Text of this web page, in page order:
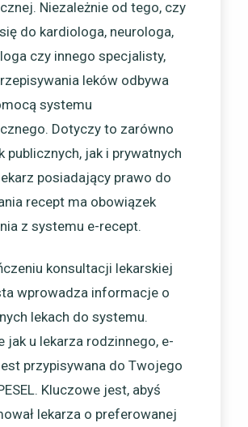
Niezależnie od tego, czy
do kardiologa, neurologa,
czy innego specjalisty,
leków odbywa
systemu
Dotyczy to zarówno
publicznych, jak i prywatnych
posiadający prawo do
recept ma obowiązek
z systemu e-recept.
konsultacji lekarskiej
wprowadza informacje o
lekach do systemu.
jak u lekarza rodzinnego, e-
przypisywana do Twojego
Kluczowe jest, abyś
lekarza o preferowanej